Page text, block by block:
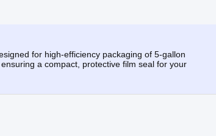
for high-efficiency packaging of 5-gallon
a compact, protective film seal for your